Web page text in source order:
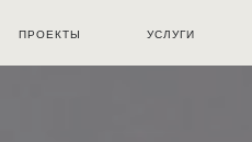
УСЛУГИ
ПРОЕКТЫ